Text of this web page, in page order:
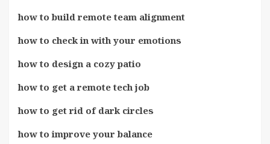
how to build remote team alignment
how to check in with your emotions
how to design a cozy patio
how to get a remote tech job
how to get rid of dark circles
how to improve your balance